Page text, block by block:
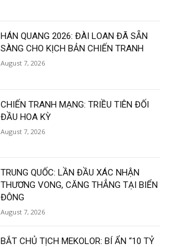
HÁN QUANG 2026: ĐÀI LOAN ĐÃ SẴN
SÀNG CHO KỊCH BẢN CHIẾN TRANH
August 7, 2026
CHIẾN TRANH MẠNG: TRIỀU TIÊN ĐỐI
ĐẦU HOA KỲ
August 7, 2026
TRUNG QUỐC: LẦN ĐẦU XÁC NHẬN
THƯƠNG VONG, CĂNG THẲNG TẠI BIỂN
ĐÔNG
August 7, 2026
BẮT CHỦ TỊCH MEKOLOR: BÍ ẨN “10 TỶ